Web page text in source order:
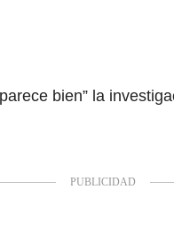
bien” la